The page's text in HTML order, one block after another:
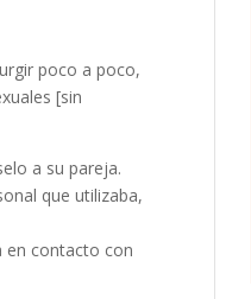
poco a poco,
[sin
a su pareja.
que utilizaba,
en contacto con